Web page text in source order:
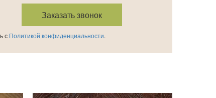
с Политикой конфиденциальности.